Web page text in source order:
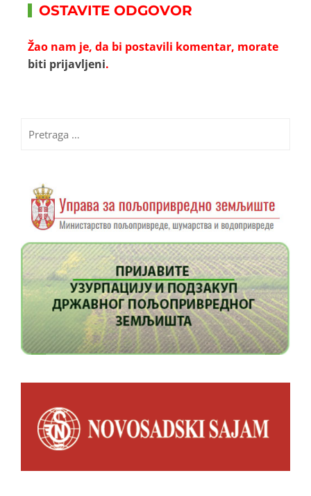
OSTAVITE ODGOVOR
Žao nam je, da bi postavili komentar, morate
biti prijavljeni.
za: